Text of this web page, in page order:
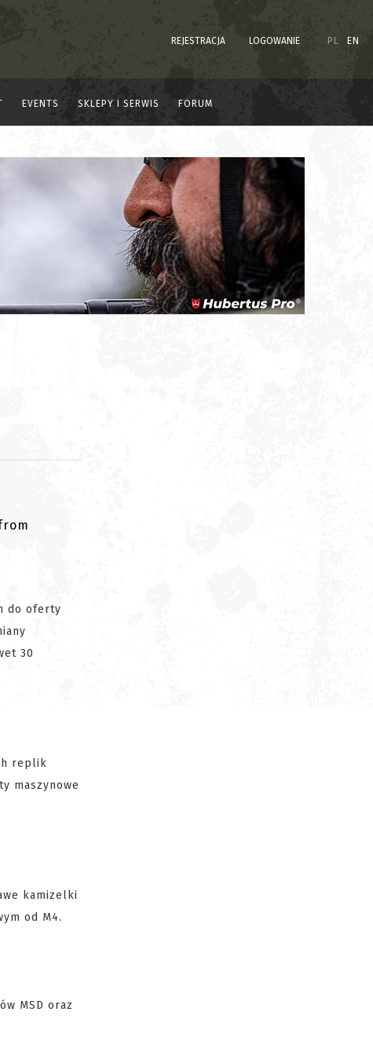
REJESTRACJA LOGOWANIE PL EN
EVENTS SKLEPY I SERWIS FORUM
do oferty
30
replik
maszynowe
kamizelki
od M4.
MSD oraz